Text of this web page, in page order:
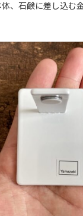
、石鹸に差し込む